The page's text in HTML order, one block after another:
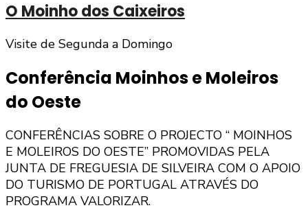
O Moinho dos Caixeiros
Visite de Segunda a Domingo
Conferência Moinhos e Moleiros
do Oeste
CONFERÊNCIAS SOBRE O PROJECTO “ MOINHOS
E MOLEIROS DO OESTE” PROMOVIDAS PELA
JUNTA DE FREGUESIA DE SILVEIRA COM O APOIO
DO TURISMO DE PORTUGAL ATRAVÉS DO
PROGRAMA VALORIZAR.